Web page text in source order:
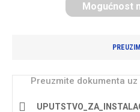
Mogućnost
Preuzmite dokumenta uz